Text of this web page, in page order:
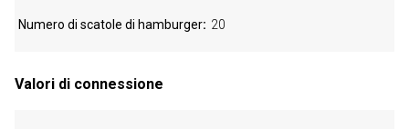
Numero di scatole di hamburger 20
Valori di connessione